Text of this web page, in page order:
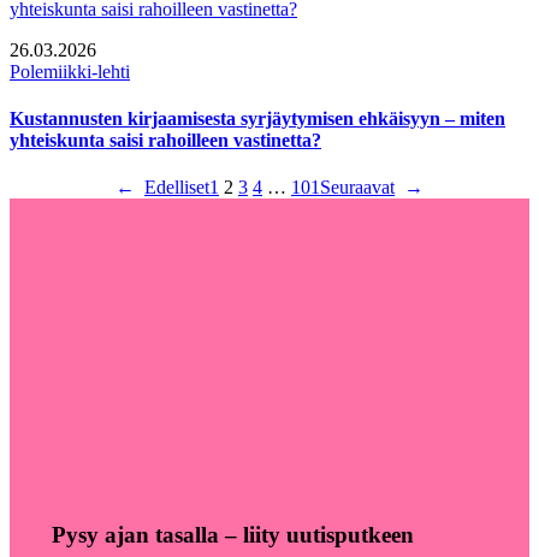
26.03.2026
Polemiikki-lehti
Kustannusten kirjaamisesta syrjäytymisen ehkäisyyn – miten
yhteiskunta saisi rahoilleen vastinetta?
← Edelliset1 2 3 4 … 101 Seuraavat →
Pysy ajan tasalla – liity uutisputkeen